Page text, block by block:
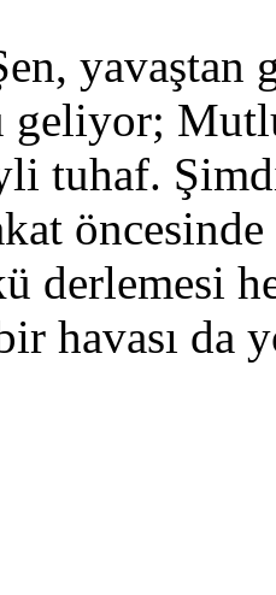
yavaştan
geliyor;
tuhaf.
derlemesi
havası da